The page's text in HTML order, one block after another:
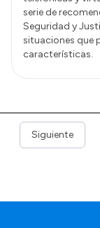
serie de
Seguridad y
situaciones que
características.
Siguiente